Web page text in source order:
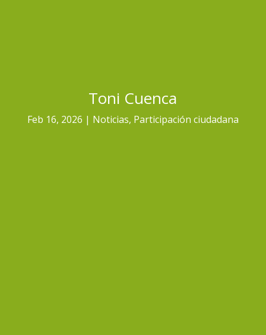
Toni Cuenca
Feb 16, 2026 Noticias, Participación ciudadana